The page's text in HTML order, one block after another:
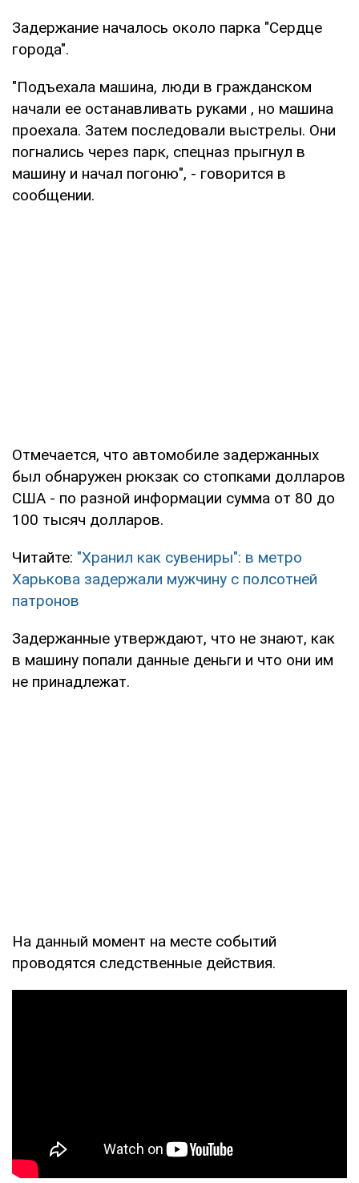
Задержание началось около парка "Сердце
города".
"Подъехала машина, люди в гражданском
начали ее останавливать руками , но машина
проехала. Затем последовали выстрелы. Они
погнались через парк, спецназ прыгнул в
машину и начал погоню", - говорится в
сообщении.
Отмечается, что автомобиле задержанных
был обнаружен рюкзак со стопками долларов
США - по разной информации сумма от 80 до
100 тысяч долларов.
Читайте: "Хранил как сувениры": в метро
Харькова задержали мужчину с полсотней
патронов
Задержанные утверждают, что не знают, как
в машину попали данные деньги и что они им
не принадлежат.
На данный момент на месте событий
проводятся следственные действия.